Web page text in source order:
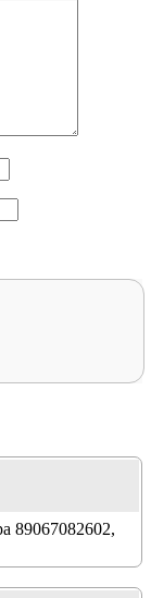
89067082602,